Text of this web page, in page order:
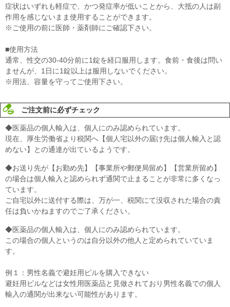
症状はいずれも軽症で、かつ発症率が低いことから、大抵の人は副
作用を感じないまま使用することができます。
※ご使用の前に医師・薬剤師にご確認下さい。
■使用方法
通常、性交の30-40分前に1錠を経口服用します。食前・食後は問い
ませんが、1日に1錠以上は服用しないでください。
※用法、容量を守ってご使用下さい。
ご注文前に必ずチェック
◆医薬品の個人輸入は、個人にのみ認められています。
現在、厚生労働省より税関へ【個人宅以外の届け先は個人輸入と認
めない】との通達が出ているようです。
◆お送り先が【お勤め先】【事業所や郵便局留め】【営業所留め】
の場合は個人輸入と認められず通関で止まることが非常に多くなっ
ています。
ご自宅以外に送付する際は、万が一、税関にて没収された場合の責
任は負いかねますのでご了承ください。
◆医薬品の個人輸入は、個人にのみ認められています。
この場合の個人というのは自分以外の他人と定められていていま
す。
例１：男性名義で避妊用ピルを購入できない
避妊用ピルなどは女性用医薬品と見做されており男性名義での個人
輸入の通関が出来ない可能性があります。